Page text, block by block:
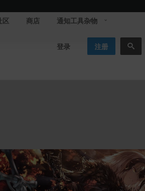
区 商店 通知工具杂物
登录 注册